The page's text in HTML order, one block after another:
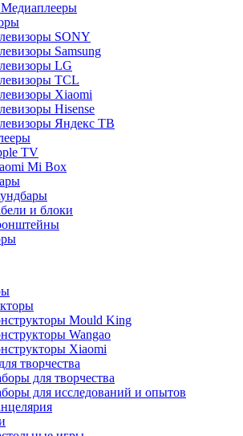
SONY
Samsung
LG
TCL
Xiaomi
Hisense
Яндекс ТВ
TV
Mi Box
и блоки
Mould King
Wangao
Xiaomi
творчества
для творчества
для исследований и опытов